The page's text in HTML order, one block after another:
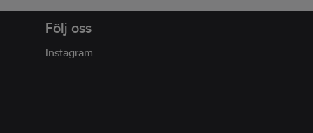
Följ oss
Instagram